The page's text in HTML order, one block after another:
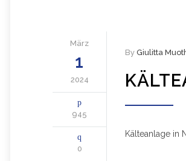
März
1
2024
945
0
By Giulitta
Kälteanlage in